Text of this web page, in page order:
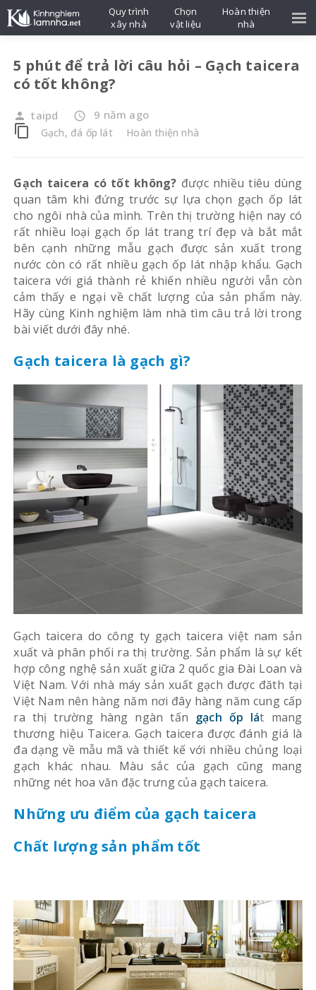
5 phút để trả lời câu hỏi – Gạch taicera
có tốt không?
person taipd access_time 9 năm ago
content_copy Gạch, đá ốp lát Hoàn thiện nhà
Gạch taicera có tốt không? được nhiều tiêu dùng
quan tâm khi đứng trước sự lựa chọn gạch ốp lát
cho ngôi nhà của mình. Trên thị trường hiện nay có
rất nhiều loại gạch ốp lát trang trí đẹp và bắt mắt
bên cạnh những mẫu gạch được sản xuất trong
nước còn có rất nhiều gạch ốp lát nhập khẩu. Gạch
taicera với giá thành rẻ khiến nhiều người vẫn còn
cảm thấy e ngại về chất lượng của sản phẩm này.
Hãy cùng Kinh nghiệm làm nhà tìm câu trả lời trong
bài viết dưới đây nhé.
Gạch taicera là gạch gì?
Gạch taicera do công ty gạch taicera việt nam sản
xuất và phân phối ra thị trường. Sản phẩm là sự kết
hợp công nghệ sản xuất giữa 2 quốc gia Đài Loan và
Việt Nam. Với nhà máy sản xuất gạch được đăth tại
Việt Nam nên hàng năm nơi đây hàng năm cung cấp
ra thị trường hàng ngàn tấn gạch ốp lát mang
thương hiệu Taicera. Gạch taicera được đánh giá là
đa dạng về mẫu mã và thiết kế với nhiều chủng loại
gạch khác nhau. Màu sắc của gạch cũng mang
những nét hoa văn đặc trưng của gạch taicera.
Những ưu điểm của gạch taicera
Chất lượng sản phẩm tốt
Quy trình
xây nhà
Chọn
vật liệu
Hoàn thiện
nhà